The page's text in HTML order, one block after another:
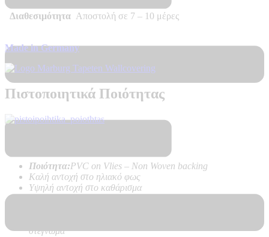
Διαθεσιμότητα Αποστολή σε 7 – 10 μέρες
Made in Germany
Πιστοποιητικά Ποιότητας
Ποιότητα:PVC on Vlies – Non Woven backing
Καλή αντοχή στο ηλιακό φως
Υψηλή αντοχή στο καθάρισμα
στέγνωμα